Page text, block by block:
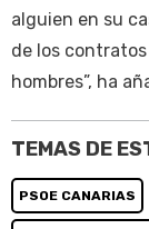
alguien en su
de los
hombres”, ha
TEMAS DE
PSOE CANARIAS